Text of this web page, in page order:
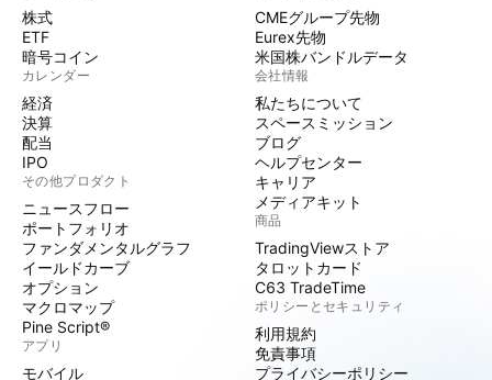
株式
ETF
暗号コイン
カレンダー
経済
決算
配当
IPO
その他プロダクト
ニュースフロー
ポートフォリオ
ファンダメンタルグラフ
イールドカーブ
オプション
マクロマップ
Pine Script®
アプリ
モバイル
CMEグループ先物
Eurex先物
米国株バンドルデータ
会社情報
私たちについて
スペースミッション
ブログ
ヘルプセンター
キャリア
メディアキット
商品
TradingViewストア
タロットカード
C63 TradeTime
ポリシーとセキュリティ
利用規約
免責事項
プライバシーポリシー